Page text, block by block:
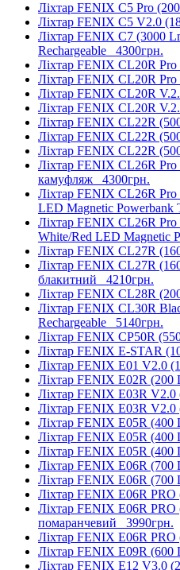
Ліхтар FENIX C5 Pro
Ліхтар FENIX C5 V2.0
Ліхтар FENIX C7 (3000
Rechargeable 4300грн.
Ліхтар FENIX CL20R
Ліхтар FENIX CL20R
Ліхтар FENIX CL20R
Ліхтар FENIX CL20R
Ліхтар FENIX CL22R
Ліхтар FENIX CL22R
Ліхтар FENIX CL22R
Ліхтар FENIX CL26R Pro
камуфляж 4300грн.
Ліхтар FENIX CL26R
LED Magnetic Powerbank
Ліхтар FENIX CL26R
White/Red LED Magnetic
Ліхтар FENIX CL27R
Ліхтар FENIX CL27R
блакитний 4210грн.
Ліхтар FENIX CL28R
Ліхтар FENIX CL30R
Rechargeable 5140грн.
Ліхтар FENIX CP50R
Ліхтар FENIX E-STAR
Ліхтар FENIX E01 V2.0
Ліхтар FENIX E02R (200
Ліхтар FENIX E03R
Ліхтар FENIX E03R V2.0
Ліхтар FENIX E05R (400
Ліхтар FENIX E05R (400
Ліхтар FENIX E05R
Ліхтар FENIX E06R (700
Ліхтар FENIX E06R (700
Ліхтар FENIX E06R
Ліхтар FENIX E06R PRO
помаранчевий 3990грн.
Ліхтар FENIX E06R
Ліхтар FENIX E09R (600
Ліхтар FENIX E12 V3.0